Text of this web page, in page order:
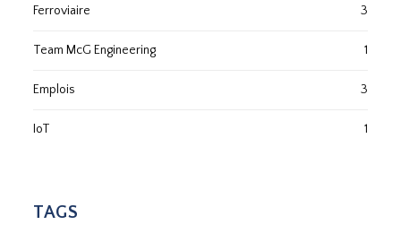
Ferroviaire 3
Team McG Engineering 1
Emplois 3
IoT 1
TAGS